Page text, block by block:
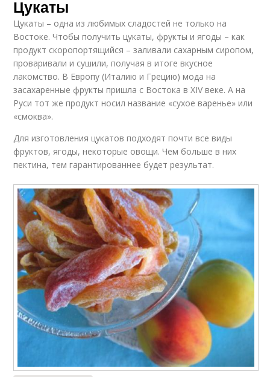
Цукаты
Цукаты – одна из любимых сладостей не только на
Востоке. Чтобы получить цукаты, фрукты и ягоды – как
продукт скоропортящийся – заливали сахарным сиропом,
проваривали и сушили, получая в итоге вкусное
лакомство. В Европу (Италию и Грецию) мода на
засахаренные фрукты пришла с Востока в XIV веке. А на
Руси тот же продукт носил название «сухое варенье» или
«смоква».
Для изготовления цукатов подходят почти все виды
фруктов, ягоды, некоторые овощи. Чем больше в них
пектина, тем гарантированнее будет результат.